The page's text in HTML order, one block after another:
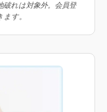
れは対象外。会員登
す。